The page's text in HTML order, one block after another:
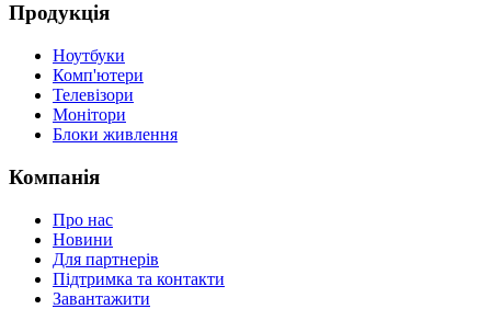
Продукція
Ноутбуки
Комп'ютери
Телевізори
Монітори
Блоки живлення
Компанія
Про нас
Новини
Для партнерів
Підтримка та контакти
Завантажити